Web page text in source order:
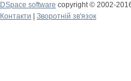
DSpace software copyright © 2002-
Контакти
Зворотній зв'язок